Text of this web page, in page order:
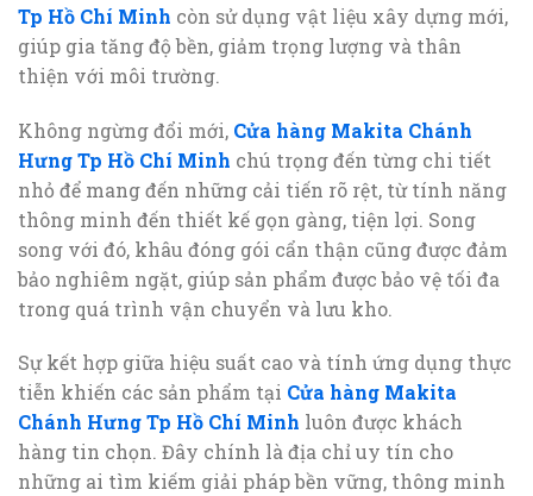
Tp Hồ Chí Minh còn sử dụng vật liệu xây dựng mới,
giúp gia tăng độ bền, giảm trọng lượng và thân
thiện với môi trường.
Không ngừng đổi mới, Cửa hàng Makita Chánh
Hưng Tp Hồ Chí Minh chú trọng đến từng chi tiết
nhỏ để mang đến những cải tiến rõ rệt, từ tính năng
thông minh đến thiết kế gọn gàng, tiện lợi. Song
song với đó, khâu đóng gói cẩn thận cũng được đảm
bảo nghiêm ngặt, giúp sản phẩm được bảo vệ tối đa
trong quá trình vận chuyển và lưu kho.
Sự kết hợp giữa hiệu suất cao và tính ứng dụng thực
tiễn khiến các sản phẩm tại Cửa hàng Makita
Chánh Hưng Tp Hồ Chí Minh luôn được khách
hàng tin chọn. Đây chính là địa chỉ uy tín cho
những ai tìm kiếm giải pháp bền vững, thông minh